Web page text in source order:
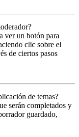
ver un botón para
clic sobre el
de ciertos pasos
de temas?
serán completados y
guardado,